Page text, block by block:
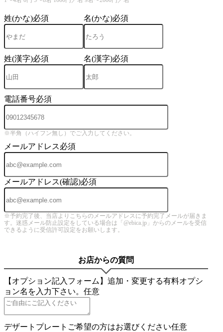
姓(かな)必須 名(かな)必須
姓(漢字)必須 名(漢字)必須
電話番号必須
※半角（ハイフン無し）でご入力してください。
メールアドレス必須
メールアドレス(確認)必須
※予約完了後、当店よりこちらのメールアドレスに予約完了メールが届きま
す。迷惑メール防止設定をしている場合は「@ebica.jp」からのメールを受信
できるように受信許可設定をお願いします。
お店からの質問
【オプション記入フォーム】追加・変更する有料オプシ
ョン名を入力下さい。 任意
デザートプレートご希望の方はお選びください任意